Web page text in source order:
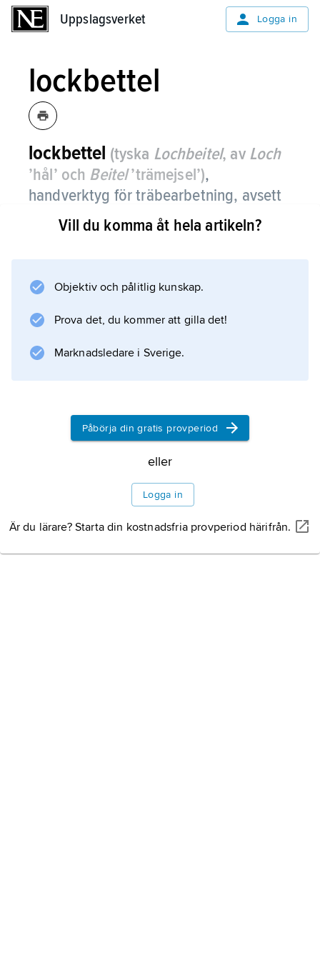
Uppslagsverket Logga in
lockbettel
lockbettel (tyska Lochbeitel, av Loch
’hål’ och Beitel’trämejsel’),
handverktyg för träbearbetning, avsett
för arbete vinkelrätt mot fibrerna vid
upptagning av tapphål och liknande.
stämjärn
Vill du komma åt hela artikeln?
Objektiv och pålitlig kunskap.
Prova det, du kommer att gilla det!
Marknadsledare i Sverige.
Påbörja din gratis provperiod
eller
Logga in
Är du lärare? Starta din kostnadsfria provperiod härifrån.